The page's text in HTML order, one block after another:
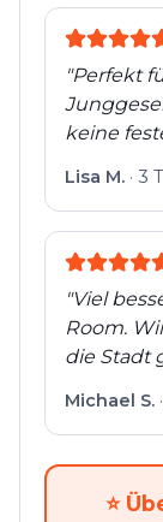
"Perfekt
keine
Lisa M. · 3
"Viel
Room.
die Stadt
Michael S. ·
⭐